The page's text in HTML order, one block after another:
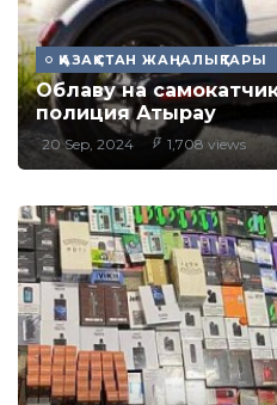
ҚАЗАҚСТАН ЖАҢАЛЫҚТАРЫ
Облаву на
полиция Атырау
20 Sep, 2024 1,708 views